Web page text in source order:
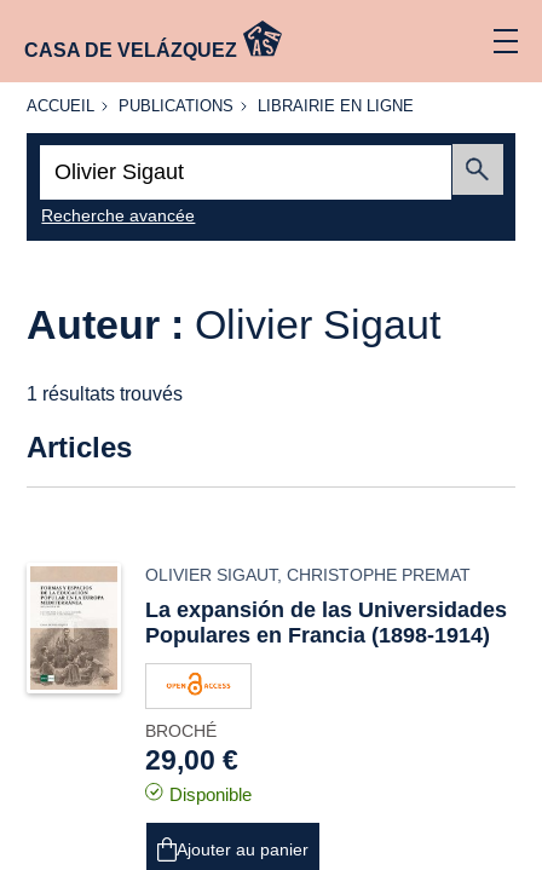
CASA DE VELÁZQUEZ
ACCUEIL
ACCUEIL PUBLICATIONS
PUBLICATIONS
LIBRAIRIE
LIBRAIRIE EN LIGNE
Recherche avancée
Auteur : Olivier Sigaut
1 résultats trouvés
Articles
OLIVIER SIGAUT,CHRISTOPHE PREMAT
La expansión de las Universidades
Populares en Francia (1898-1914)
BROCHÉ
29,00 €
Disponible
Ajouter au panier